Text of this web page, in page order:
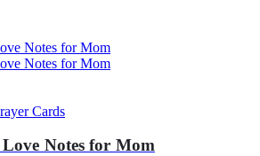
Cards
Notes for Mom